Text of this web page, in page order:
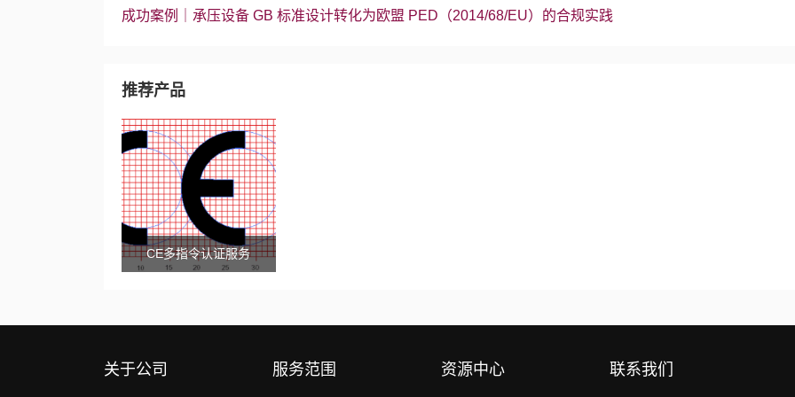
成功案例｜承压设备 GB 标准设计转化为欧盟 PED（2014/68/EU）的合规实践
推荐产品
CE多指令认证服务
关于公司 服务范围 资源中心 联系我们